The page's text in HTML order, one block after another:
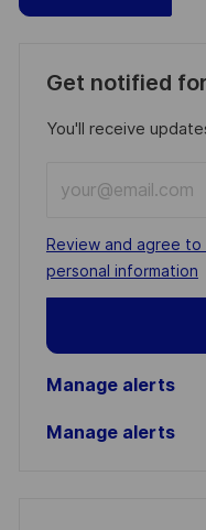
Get notified
You'll receive
Email
address
(Required)
Required
Review and agree
personal information
Manage alerts
Manage alerts